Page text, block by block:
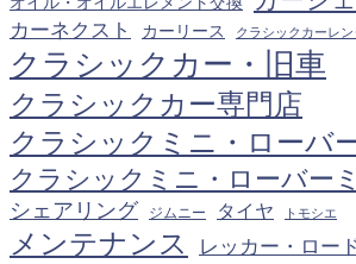
カーネクスト カーリース クラシックカーレン
クラシックカー・旧車
クラシックカー専門店
クラシックミニ・ローバ
クラシックミニ・ローバー
シェアリング ジムニー タイヤ トモシエ
メンテナンス
レッカー・ロー